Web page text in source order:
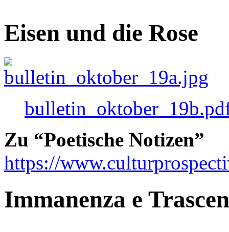
Eisen und die Rose
Zu “Poetische Notizen”
https://
Immanenza e